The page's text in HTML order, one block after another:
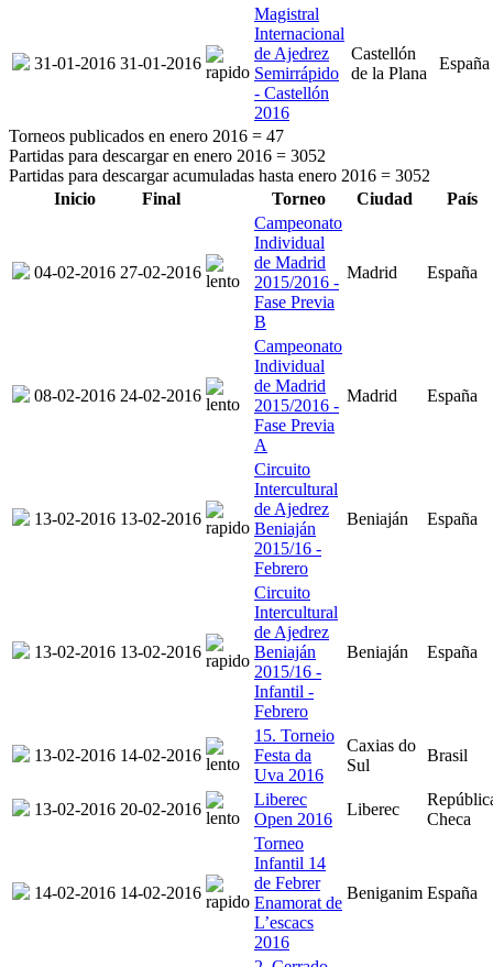
31-01-2016 31-01-2016
Magistral
Internacional
de Ajedrez
Semirrápido
- Castellón
2016
Castellón
de la Plana
España
Torneos publicados en enero 2016 = 47
Partidas para descargar en enero 2016 = 3052
Partidas para descargar acumuladas hasta enero 2016 = 3052
Inicio
Final Torneo Ciudad País
04-02-2016 27-02-2016
Campeonato
Individual
de Madrid
2015/2016 -
Fase Previa
B
Madrid España
08-02-2016 24-02-2016
Campeonato
Individual
de Madrid
2015/2016 -
Fase Previa
A
Madrid España
13-02-2016 13-02-2016
Circuito
Intercultural
de Ajedrez
Beniaján
2015/16 -
Febrero
Beniaján España
13-02-2016 13-02-2016
Circuito
Intercultural
de Ajedrez
Beniaján
2015/16 -
Infantil -
Febrero
Beniaján España
13-02-2016 14-02-2016
15. Torneio
Festa da
Uva 2016
Caxias do
Sul
Brasil
13-02-2016 20-02-2016
Liberec
Open 2016
Liberec
Checa
14-02-2016 14-02-2016
Torneo
Infantil 14
de Febrer
Enamorat de
L’escacs
2016
Beniganim España